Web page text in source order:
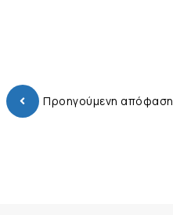
Προηγούμενη απόφαση